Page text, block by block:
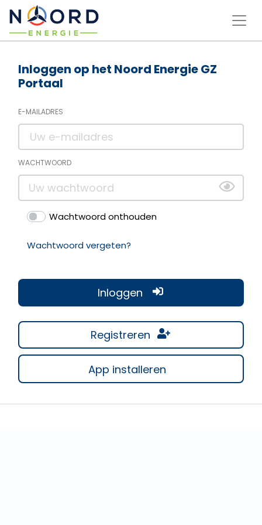
gz
Inloggen op het Noord Energie GZ
Portaal
E-MAILADRES
WACHTWOORD
Wachtwoord onthouden
Wachtwoord vergeten?
Inloggen
Registreren
App installeren